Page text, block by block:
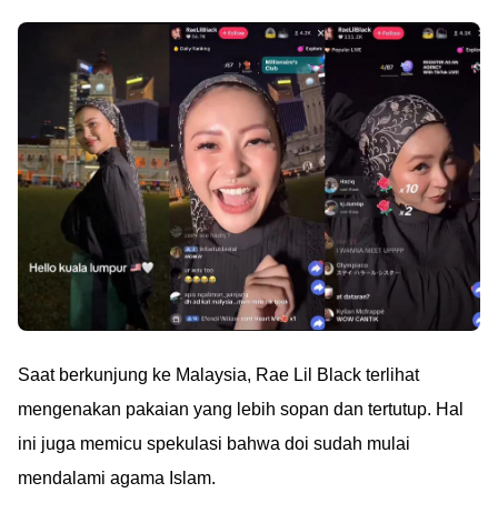
Saat berkunjung ke Malaysia, Rae Lil Black terlihat
mengenakan pakaian yang lebih sopan dan tertutup. Hal
ini juga memicu spekulasi bahwa doi sudah mulai
mendalami agama Islam.